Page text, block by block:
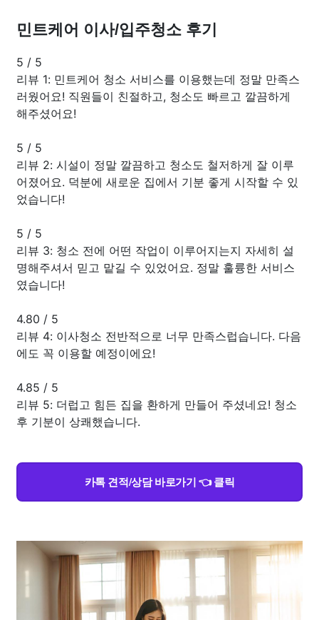
민트케어 이사/입주청소 후기
5 / 5
리뷰 1: 민트케어 청소 서비스를 이용했는데 정말 만족스
러웠어요! 직원들이 친절하고, 청소도 빠르고 깔끔하게
해주셨어요!
5 / 5
리뷰 2: 시설이 정말 깔끔하고 청소도 철저하게 잘 이루
어졌어요. 덕분에 새로운 집에서 기분 좋게 시작할 수 있
었습니다!
5 / 5
리뷰 3: 청소 전에 어떤 작업이 이루어지는지 자세히 설
명해주셔서 믿고 맡길 수 있었어요. 정말 훌륭한 서비스
였습니다!
4.80 / 5
리뷰 4: 이사청소 전반적으로 너무 만족스럽습니다. 다음
에도 꼭 이용할 예정이에요!
4.85 / 5
리뷰 5: 더럽고 힘든 집을 환하게 만들어 주셨네요! 청소
후 기분이 상쾌했습니다.
카톡 견적/상담 바로가기 👈 클릭